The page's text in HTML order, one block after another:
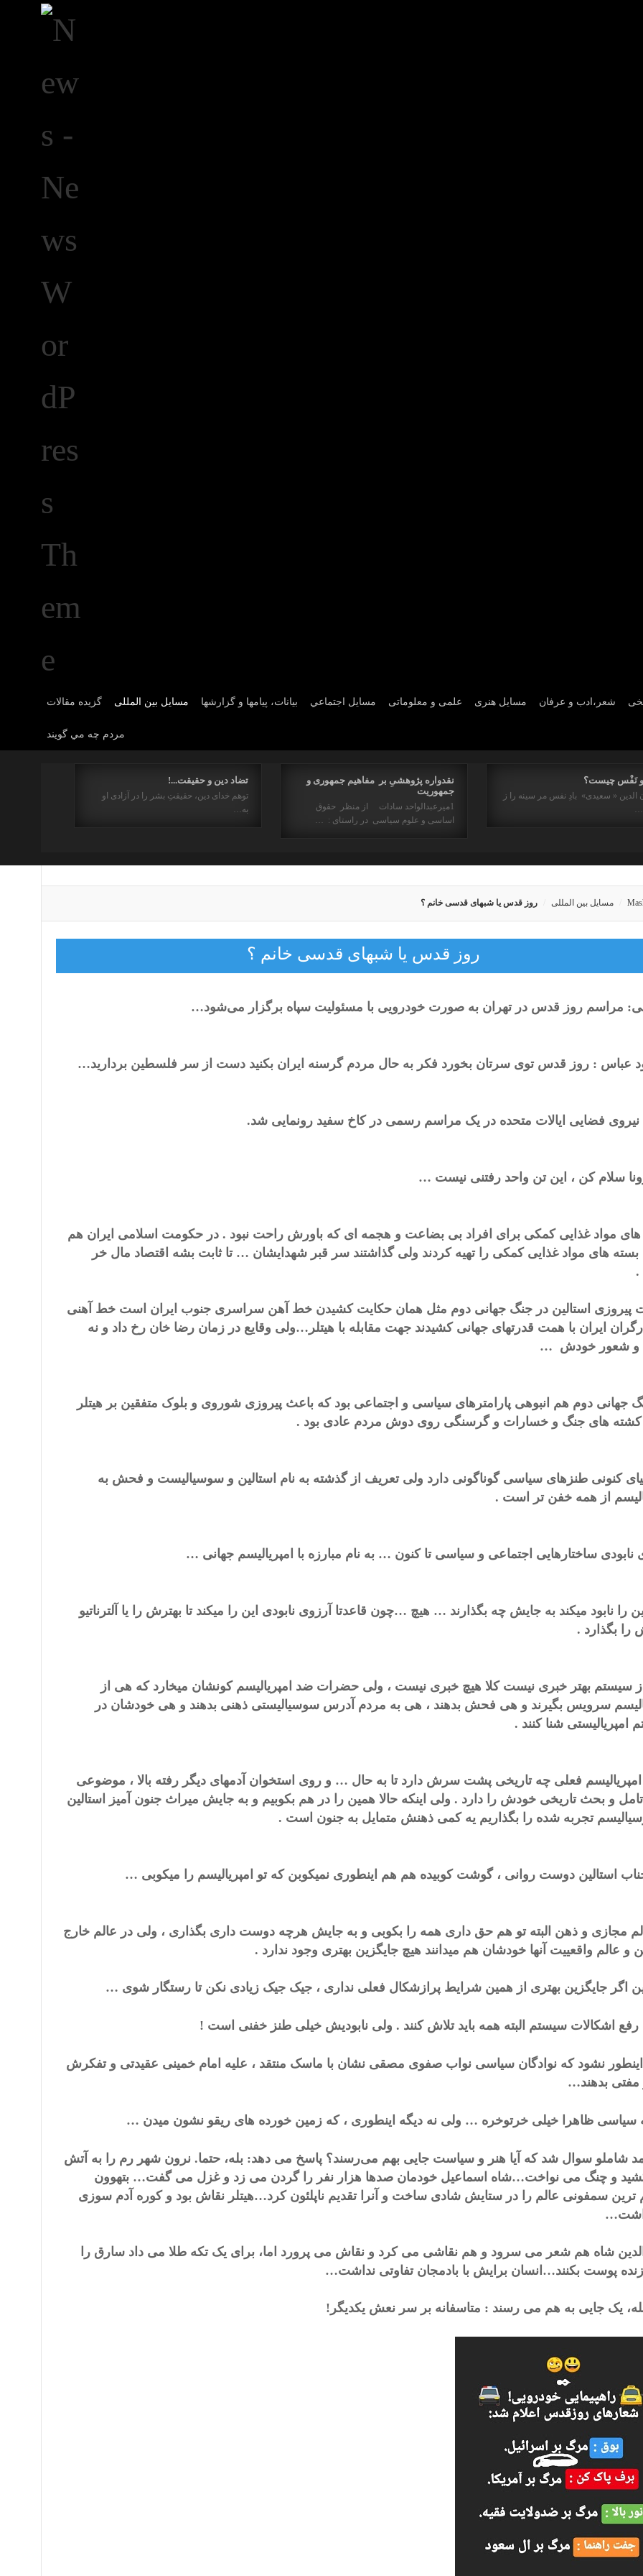
گزیده مقالات مسایل بین المللی بیانات، پیامها و گزارشها مسايل اجتماعي علمی و معلوماتی مسايل هنری شعر،ادب و عرفان
مردم چه مي گويند
تضاد دین و حقیقت...!
توهم خدای دین، حقیقتِ بشر را در آزادی او
به…
نقدواره پژوهشیِ بر مفاهیم جمهوری و
جمهوریت
1میرعبدالواحد سادات از منظر حقوق
اساسی و علوم سیاسی در راستای : …
و نَفْس چیست؟
الدین « سعیدی» بادِ نفس مر سینه را ز
مسایل بین المللی روز قدس یا شبهای قدسی خانم ؟
روز قدس یا شبهای قدسی خانم ؟
مراسم روز قدس در تهران به صورت خودرویی با مسئولیت سپاه برگزار می‌شود…
عباس : روز قدس توی سرتان بخورد فکر به حال مردم گرسنه ایران بکنید دست از سر فلسطین بردارید…
نیروی فضایی ایالات متحده در یک مراسم رسمی در کاخ سفید رونمایی شد.
سلام کن ، این تن واحد رفتنی نیست …
های مواد غذایی کمکی برای افراد بی بضاعت و هجمه ای که باورش راحت نبود . در حکومت اسلامی ایران هم
های مواد غذایی کمکی را تهیه کردند ولی گذاشتند سر قبر شهدایشان … تا ثابت بشه اقتصاد مال خر
.
پیروزی استالین در جنگ جهانی دوم مثل همان حکایت کشیدن خط آهن سراسری جنوب ایران است خط آهنی
ایران با همت قدرتهای جهانی کشیدند جهت مقابله با هیتلر…ولی وقایع در زمان رضا خان رخ داد و نه
و شعور خودش …
جهانی دوم هم انبوهی پارامترهای سیاسی و اجتماعی بود که باعث پیروزی شوروی و بلوک متفقین بر هیتلر
های جنگ و خسارات و گرسنگی روی دوش مردم عادی بود .
کنونی طنزهای سیاسی گوناگونی دارد ولی تعریف از گذشته به نام استالین و سوسیالیست و فحش به
از همه خفن تر است .
نابودی ساختارهایی اجتماعی و سیاسی تا کنون … به نام مبارزه با امپریالیسم جهانی …
را نابود میکند به جایش چه بگذارند … هیچ …چون قاعدتا آرزوی نابودی این را میکند تا بهترش را یا آلترناتیو
بگذارد .
سیستم بهتر خبری نیست کلا هیچ خبری نیست ، ولی حضرات ضد امپریالیسم کونشان میخارد که هی از
سرویس بگیرند و هی فحش بدهند ، هی به مردم آدرس سوسیالیستی ذهنی بدهند و هی خودشان در
امپریالیستی شنا کنند .
امپریالیسم فعلی چه تاریخی پشت سرش دارد تا به حال … و روی استخوان آدمهای دیگر رفته بالا ، موضوعی
و بحث تاریخی خودش را دارد . ولی اینکه حالا همین را در هم بکوبیم و به جایش میراث جنون آمیز استالین
تجربه شده را بگذاریم یه کمی ذهنش متمایل به جنون است .
استالین دوست روانی ، گوشت کوبیده هم هم اینطوری نمیکوبن که تو امپریالیسم را میکوبی …
مجازی و ذهن البته تو هم حق داری همه را بکوبی و به جایش هرچه دوست داری بگذاری ، ولی در عالم خارج
و عالم واقعییت آنها خودشان هم میدانند هیچ جایگزین بهتری وجود ندارد .
اگر جایگزین بهتری از همین شرایط پرازشکال فعلی نداری ، جیک جیک زیادی نکن تا رستگار شوی …
رفع اشکالات سیستم البته همه باید تلاش کنند . ولی نابودیش خیلی طنز خفنی است !
نشود که نوادگان سیاسی نواب صفوی مصقی نشان با ماسک منتقد ، علیه امام خمینی عقیدتی و تفکرش
مفتی بدهند…
سیاسی ظاهرا خیلی خرتوخره … ولی نه دیگه اینطوری ، که زمین خورده های ریقو نشون میدن …
شاملو سوال شد که آیا هنر و سیاست جایی بهم می‌رسند؟ پاسخ می دهد: بله، حتما. نرون شهر رم را به آتش
و چنگ می نواخت…شاه اسماعیل خودمان صدها هزار نفر را گردن می زد و غزل می گفت… بتهوون
ترین سمفونی عالم را در ستایش شادی ساخت و آنرا تقدیم ناپلئون کرد…هیتلر نقاش بود و کوره آدم سوزی
شاه هم شعر می سرود و هم نقاشی می کرد و نقاش می پرورد اما، برای یک تکه طلا می داد سارق را
پوست بکنند…انسان برایش با بادمجان تفاوتی نداشت…
یک جایی به هم می رسند : متاسفانه بر سر نعش یکدیگر!